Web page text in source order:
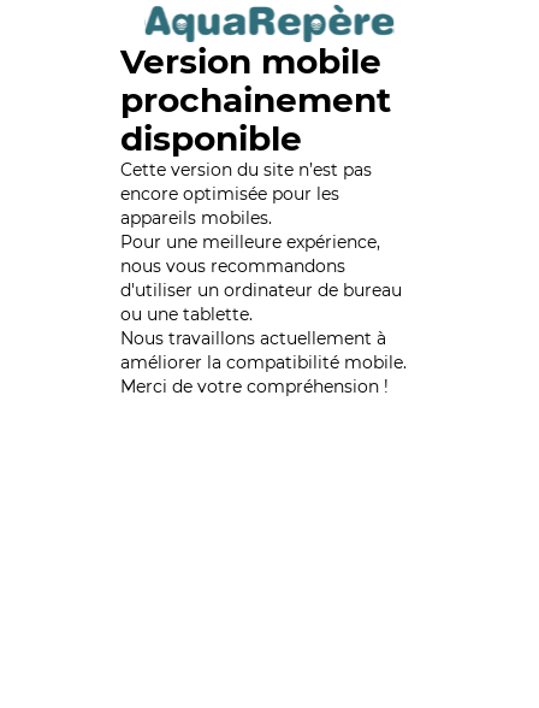
Version mobile
prochainement
disponible
Cette version du site n’est pas
encore optimisée pour les
appareils mobiles.
Pour une meilleure expérience,
nous vous recommandons
d'utiliser un ordinateur de bureau
ou une tablette.
Nous travaillons actuellement à
améliorer la compatibilité mobile.
Merci de votre compréhension !